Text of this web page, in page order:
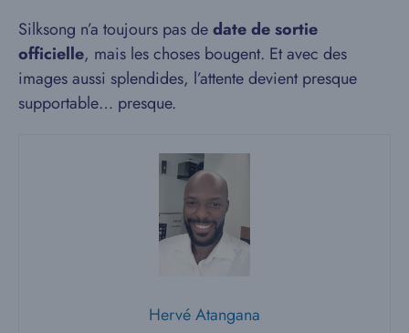
Silksong n’a toujours pas dedate de sortie
officielle, mais les choses bougent. Et avec des
images aussi splendides, l’attente devient presque
supportable… presque.
Hervé Atangana